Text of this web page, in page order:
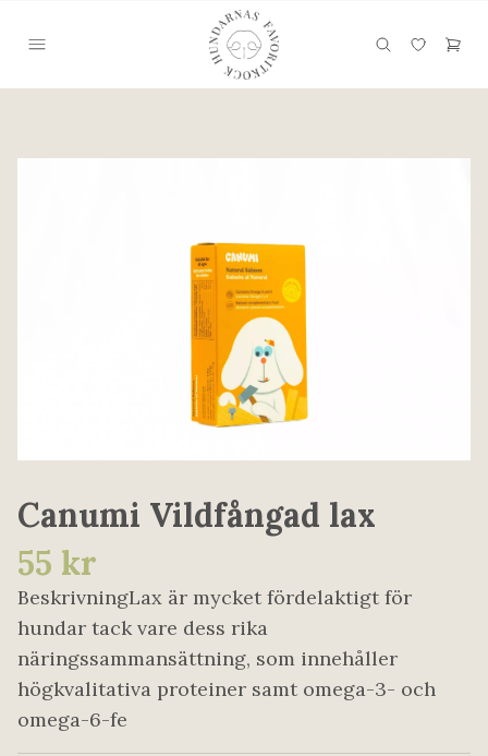
Canumi Vildfångad lax
55 kr
BeskrivningLax är mycket fördelaktigt för
hundar tack vare dess rika
näringssammansättning, som innehåller
högkvalitativa proteiner samt omega-3- och
omega-6-fe